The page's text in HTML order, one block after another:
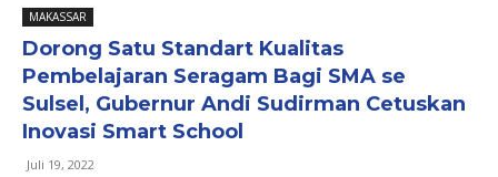
MAKASSAR
Dorong Satu Standart Kualitas
Pembelajaran Seragam Bagi SMA se
Sulsel, Gubernur Andi Sudirman Cetuskan
Inovasi Smart School
Juli 19, 2022